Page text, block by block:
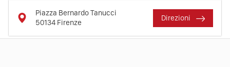
Piazza Bernardo Tanucci
50134 Firenze
Direzioni